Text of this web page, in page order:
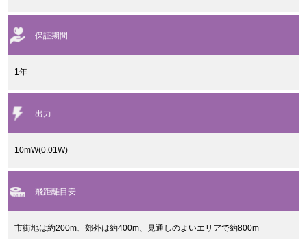
保証期間
1年
出力
10mW(0.01W)
飛距離目安
市街地は約200m、郊外は約400m、見通しのよいエリアで約800m